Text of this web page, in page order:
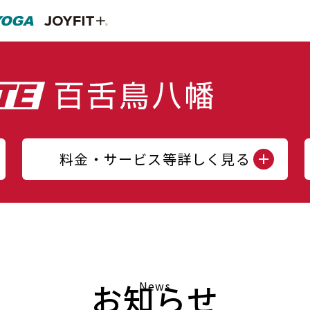
料金・サービス等詳しく見る
News
お知らせ